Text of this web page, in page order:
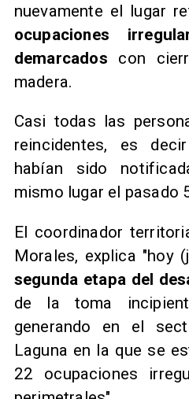
nuevamente el lugar
ocupaciones
demarcados con
madera.
Casi todas las
reincidentes, es
habían sido
mismo lugar el pasado
El coordinador
Morales, explica "hoy
segunda etapa del
de la toma
generando en el
Laguna en la que se
22 ocupaciones